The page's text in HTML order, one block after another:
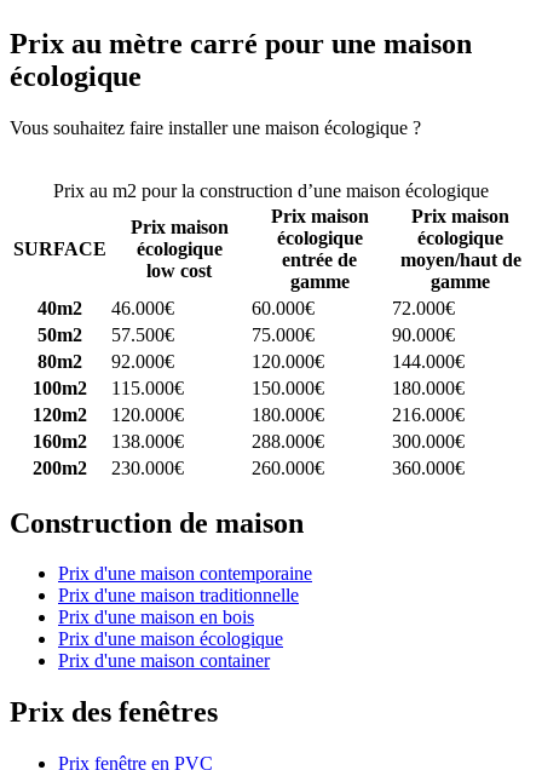
Prix au mètre carré pour une maison
écologique
Vous souhaitez faire installer une maison écologique ?
Prix au m2 pour la construction d’une maison écologique
SURFACE
Prix maison
écologique
low cost
Prix maison
écologique
entrée de
gamme
Prix maison
écologique
moyen/haut de
gamme
40m2
46.000€ 60.000€
72.000€
50m2
57.500€ 75.000€
90.000€
80m2
92.000€ 120.000€
144.000€
100m2
115.000€ 150.000€
180.000€
120m2
120.000€ 180.000€
216.000€
160m2
138.000€ 288.000€
300.000€
200m2
230.000€ 260.000€ 360.000€
Construction de maison
Prix d'une maison contemporaine
Prix d'une maison traditionnelle
Prix d'une maison en bois
Prix d'une maison écologique
Prix d'une maison container
Prix des fenêtres
Prix fenêtre en PVC